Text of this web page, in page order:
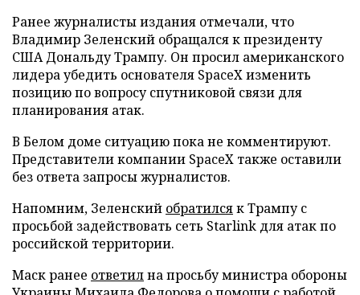
Ранее журналисты издания отмечали, что
Владимир Зеленский обращался к президенту
США Дональду Трампу. Он просил американского
лидера убедить основателя SpaceX изменить
позицию по вопросу спутниковой связи для
планирования атак.
В Белом доме ситуацию пока не комментируют.
Представители компании SpaceX также оставили
без ответа запросы журналистов.
Напомним, Зеленский обратилсяк Трампу с
просьбой задействовать сеть Starlink для атак по
российской территории.
Маск ранее ответилна просьбу министра обороны